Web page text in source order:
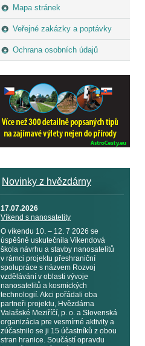
Mapa stránek
Veřejné zakázky a poptávky
Ochrana osobních údajů
Novinky z hvězdárny
17.07.2026
Víkend s nanosatelity
O víkendu 10. – 12. 7 2026 se
úspěšně uskutečnila Víkendová
škola návrhu a stavby nanosatelitů
v rámci projektu přeshraniční
spolupráce s názvem Rozvoj
vzdělávání v oblasti vývoje
nanosatelitů a kosmických
technologií. Akci pořádali oba
partneři projektu, Hvězdárna
Valašské Meziříčí, p. o. a Slovenská
organizácia pre vesmírné aktivity a
zúčastnilo se ji 15 účastníků z obou
stran hranice. Součástí opravdu